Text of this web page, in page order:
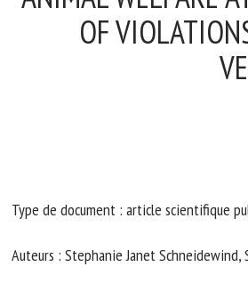
OF
Type de document : article scientifique
Auteurs : Stephanie Janet Schneidewind,